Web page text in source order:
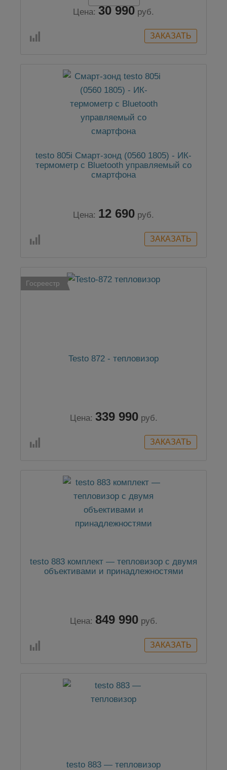
Цена: 30 990 руб.
testo 805i Смарт-зонд (0560 1805) - ИК-
термометр с Bluetooth управляемый со
смартфона
Цена: 12 690 руб.
Госреестр
Testo 872 - тепловизор
Цена: 339 990 руб.
testo 883 комплект — тепловизор с двумя
объективами и принадлежностями
Цена: 849 990 руб.
testo 883 — тепловизор